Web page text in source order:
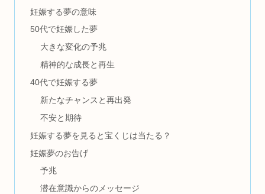
妊娠する夢の意味
50代で妊娠した夢
大きな変化の予兆
精神的な成長と再生
40代で妊娠する夢
新たなチャンスと再出発
不安と期待
妊娠する夢を見ると宝くじは当たる？
妊娠夢のお告げ
予兆
潜在意識からのメッセージ